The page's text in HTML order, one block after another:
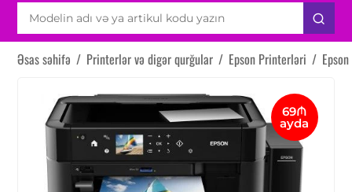
Əsas səhifə / Printerlər və digər qurğular / Epson Printerləri /
69₼
ayda